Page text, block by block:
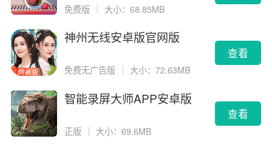
免费版 大小：68.85MB
神州无线安卓版官网版
免费无广告版 大小：72.63MB
查看
智能录屏大师APP安卓版
正版 ｜ 大小：69.6MB
查看